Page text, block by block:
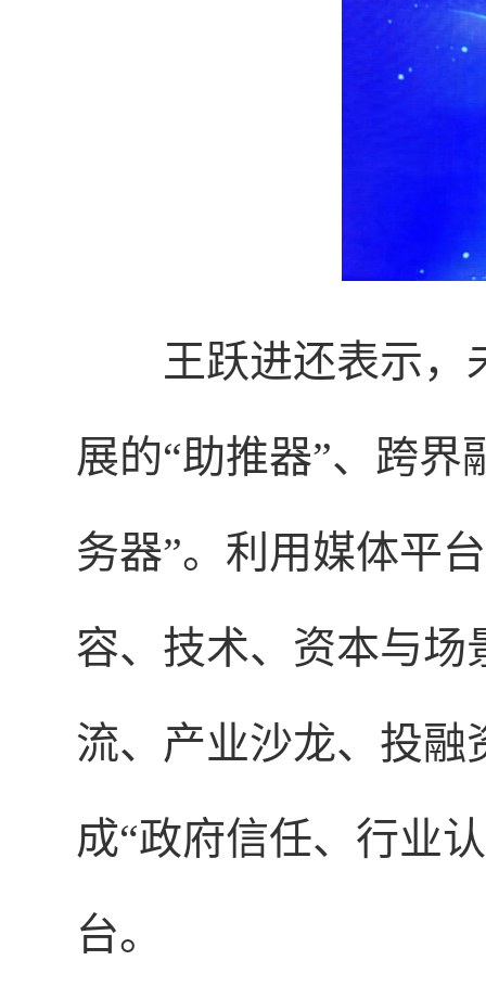
王跃进还表示，
展的“助推器”、跨界
务器”。利用媒体平
容、技术、资本与场
流、产业沙龙、投融
成“政府信任、行业
台。